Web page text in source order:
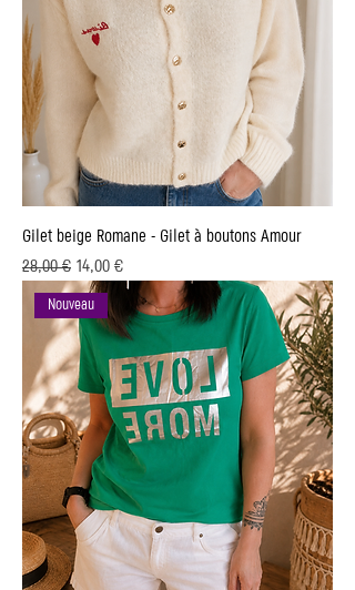
Gilet beige Romane - Gilet à boutons Amour
Prix original
28,00 € Prix promotionnel
14,00 €
Nouveau